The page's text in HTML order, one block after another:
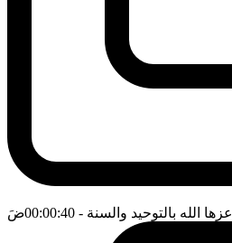
عزها الله بالتوحيد والسنة - 00:00:40 ضَ